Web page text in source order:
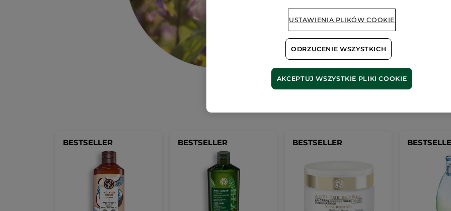
Wygląda na to, że ta strona
nieprawidłowy.
BESTSELLER BESTSELLER BESTSELLER
USTAWIENIA PLIKÓW COOKIE
ODRZUCENIE WSZYSTKICH
AKCEPTUJ WSZYSTKIE PLIKI COOKIE